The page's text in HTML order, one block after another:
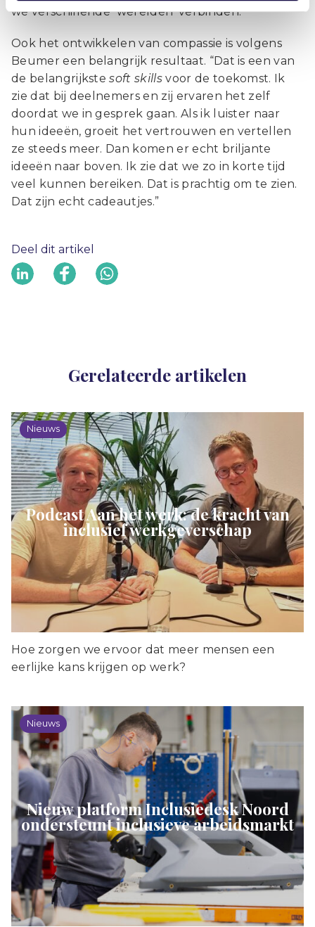
we verschillende ‘werelden’ verbinden.”
Ook het ontwikkelen van compassie is volgens
Beumer een belangrijk resultaat. “Dat is een van
de belangrijkstesoft skillsvoor de toekomst. Ik
zie dat bij deelnemers en zij ervaren het zelf
doordat we in gesprek gaan. Als ik luister naar
hun ideeën, groeit het vertrouwen en vertellen
ze steeds meer. Dan komen er echt briljante
ideeën naar boven. Ik zie dat we zo in korte tijd
veel kunnen bereiken. Dat is prachtig om te zien.
Dat zijn echt cadeautjes.”
Deel dit artikel
Gerelateerde artikelen
Nieuws
Podcast Aan het werk: de kracht van
inclusief werkgeverschap
Hoe zorgen we ervoor dat meer mensen een
eerlijke kans krijgen op werk?
Nieuws
Nieuw platform Inclusiedesk Noord
ondersteunt inclusieve arbeidsmarkt